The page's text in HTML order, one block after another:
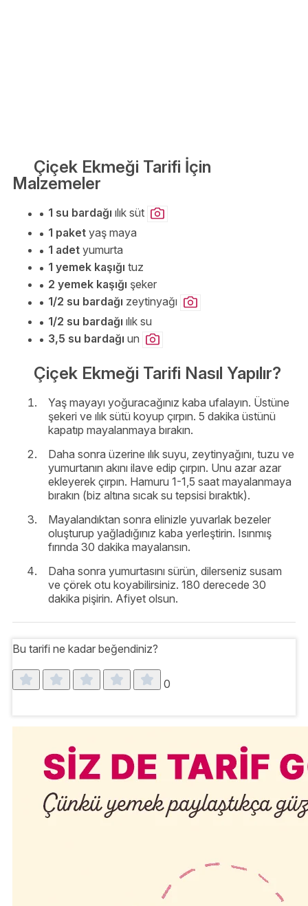
Çiçek Ekmeği Tarifi İçin
Malzemeler
1 su bardağı ılık süt
1 paket yaş maya
1 adet yumurta
1 yemek kaşığı tuz
2 yemek kaşığı şeker
1/2 su bardağı zeytinyağı
1/2 su bardağı ılık su
3,5 su bardağı un
Çiçek Ekmeği Tarifi Nasıl Yapılır?
Yaş mayayı yoğuracağınız kaba ufalayın. Üstüne
şekeri ve ılık sütü koyup çırpın. 5 dakika üstünü
kapatıp mayalanmaya bırakın.
Daha sonra üzerine ılık suyu, zeytinyağını, tuzu ve
yumurtanın akını ilave edip çırpın. Unu azar azar
ekleyerek çırpın. Hamuru 1-1,5 saat mayalanmaya
bırakın (biz altına sıcak su tepsisi bıraktık).
Mayalandıktan sonra elinizle yuvarlak bezeler
oluşturup yağladığınız kaba yerleştirin. Isınmış
fırında 30 dakika mayalansın.
Daha sonra yumurtasını sürün, dilerseniz susam
ve çörek otu koyabilirsiniz. 180 derecede 30
dakika pişirin. Afiyet olsun.
Bu tarifi ne kadar beğendiniz?
0